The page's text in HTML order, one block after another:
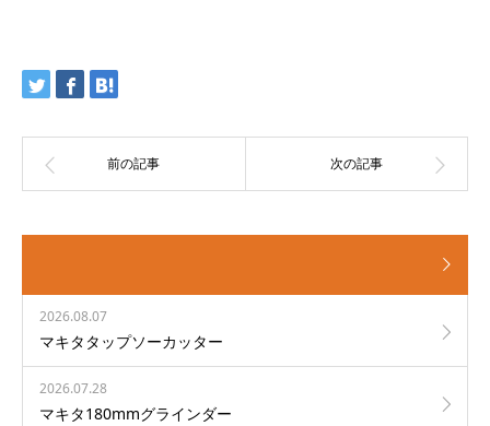
2026.08.07
マキタタップソーカッター
2026.07.28
マキタ180mmグラインダー